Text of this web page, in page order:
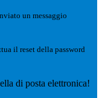
un messaggio
il reset della password
di posta elettronica!